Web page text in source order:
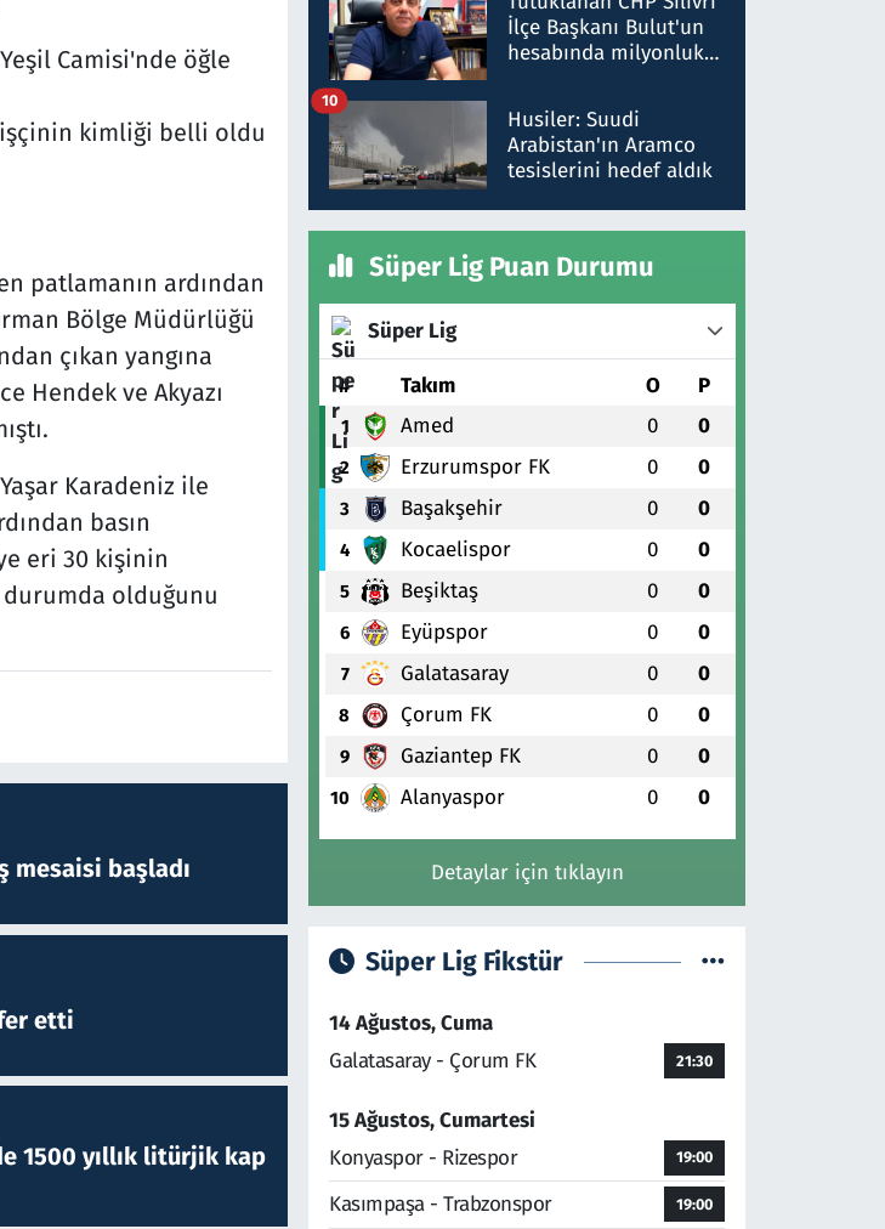
Camisi'nde öğle
işçinin kimliği belli oldu
patlamanın ardından
Bölge Müdürlüğü
çıkan yangına
Hendek ve Akyazı
Karadeniz ile
basın
eri 30 kişinin
durumda olduğunu
mesaisi başladı
etti
1500 yıllık litürjik kap
yalanladı
İlçe Başkanı Bulut'un
hesabında milyonluk
talimat verdi, ben
gönderdim
Husiler: Suudi
Arabistan'ın Aramco
tesislerini hedef aldık
10
Süper Lig Puan Durumu
Süper Lig
# Takım O P
1 Amed 0 0
2 Erzurumspor FK 0 0
3 Başakşehir 0 0
4 Kocaelispor 0 0
5 Beşiktaş 0 0
6 Eyüpspor 0 0
7 Galatasaray 0 0
8 Çorum FK 0 0
9 Gaziantep FK 0 0
10 Alanyaspor 0 0
Detaylar için tıklayın
Süper Lig Fikstür
14 Ağustos, Cuma
Galatasaray - Çorum FK
21:30
15 Ağustos, Cumartesi
Konyaspor - Rizespor
19:00
Kasımpaşa - Trabzonspor 19:00